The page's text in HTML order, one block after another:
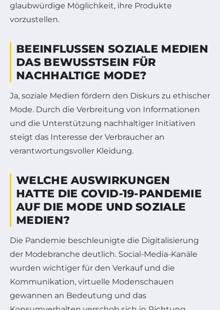
glaubwürdige Möglichkeit, ihre Produkte
vorzustellen.
BEEINFLUSSEN SOZIALE MEDIEN
DAS BEWUSSTSEIN FÜR
NACHHALTIGE MODE?
Ja, soziale Medien fördern den Diskurs zu ethischer
Mode. Durch die Verbreitung von Informationen
und die Unterstützung nachhaltiger Initiativen
steigt das Interesse der Verbraucher an
verantwortungsvoller Kleidung.
WELCHE AUSWIRKUNGEN
HATTE DIE COVID-19-PANDEMIE
AUF DIE MODE UND SOZIALE
MEDIEN?
Die Pandemie beschleunigte die Digitalisierung
der Modebranche deutlich. Social-Media-Kanäle
wurden wichtiger für den Verkauf und die
Kommunikation, virtuelle Modenschauen
gewannen an Bedeutung und das